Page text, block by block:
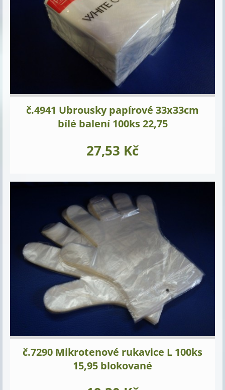
č.4941 Ubrousky papírové 33x33cm
bílé balení 100ks 22,75
27,53 Kč
č.7290 Mikrotenové rukavice L 100ks
15,95 blokované